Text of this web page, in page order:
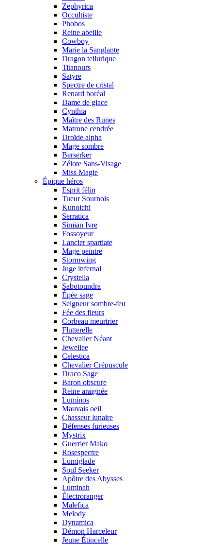
Zephyrica
Occultiste
Phobos
Reine abeille
Cowboy
Marie la Sanglante
Dragon tellurique
Titanours
Satyre
Spectre de cristal
Renard boréal
Dame de glace
Cynthia
Maître des Runes
Matrone cendrée
Droïde alpha
Mage sombre
Berserker
Zélote Sans-Visage
Miss Magie
Épique héros
Esprit félin
Tueur Sournois
Kunoichi
Serratica
Simian Ivre
Fossoyeur
Lancier spartiate
Mage peintre
Stormwing
Juge infernal
Crystella
Sabotoundra
Épée sage
Seigneur sombre-feu
Fée des fleurs
Corbeau meurtrier
Flutterelle
Chevalier Néant
Jewellee
Celestica
Chevalier Crépuscule
Draco Sage
Baron obscure
Reine araignée
Luminos
Mauvais oeil
Chasseur lunaire
Défenses furieuses
Mystrix
Guerrier Mako
Rosespectre
Lumiglade
Soul Seeker
Apôtre des Abysses
Luminah
Électroranger
Malefica
Melody
Dynamica
Démon Harceleur
Jeune Étincelle